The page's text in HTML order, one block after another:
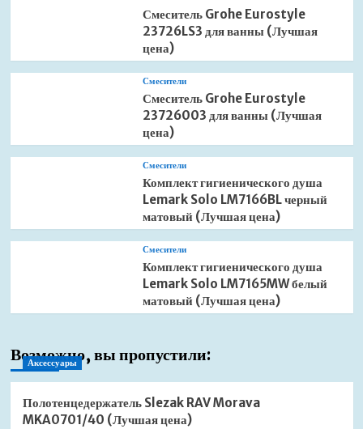
Смеситель Grohe Eurostyle
23726LS3 для ванны (Лучшая
цена)
Смесители
Смеситель Grohe Eurostyle
23726003 для ванны (Лучшая
цена)
Смесители
Комплект гигиенического душа
Lemark Solo LM7166BL черный
матовый (Лучшая цена)
Смесители
Комплект гигиенического душа
Lemark Solo LM7165MW белый
матовый (Лучшая цена)
Возможно, вы пропустили:
Аксессуары
Полотенцедержатель Slezak RAV Morava
MKA0701/40 (Лучшая цена)